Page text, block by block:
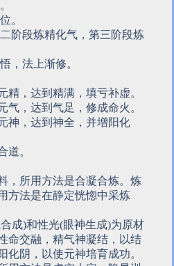
。
阶段炼精化气，第三阶段炼
，法上渐修。
精，达到精满，填亏补虚。
气，达到气足，修成命火。
神，达到神全，并增阳化
道。
，所用方法是合凝合炼。炼
方法是在静定恍惚中采炼
成)和性光(眼神生成)为原材
命交融，精气神凝结，以结
化阴，以使元神培育成功。